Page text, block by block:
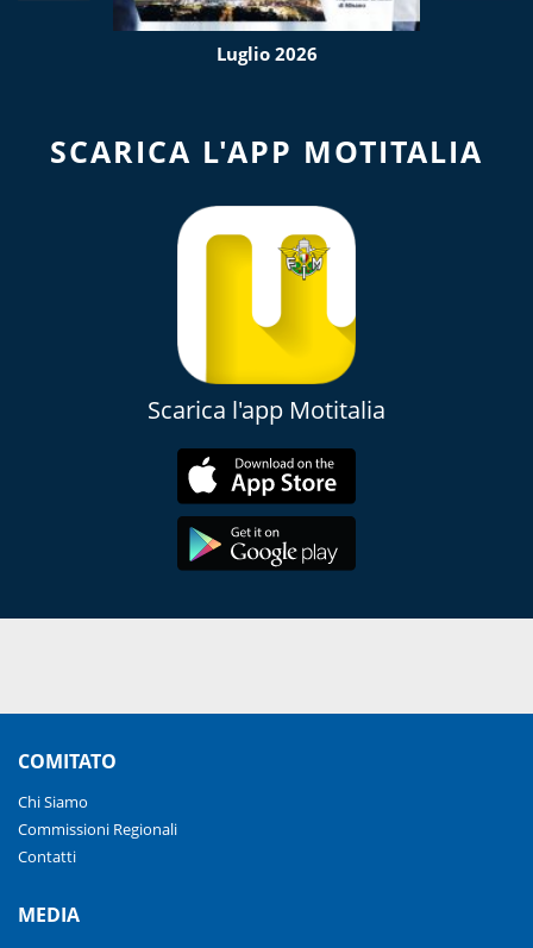
Luglio 2026
SCARICA L'APP MOTITALIA
Scarica l'app Motitalia
COMITATO
Chi Siamo
Commissioni Regionali
Contatti
MEDIA